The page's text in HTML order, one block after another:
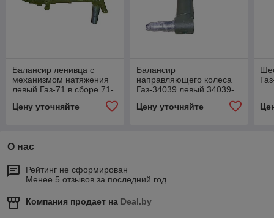
Балансир ленивца с
механизмом натяжения
левый Газ-71 в сборе 71-
Цену уточняйте
Балансир
направляющего колеса
Газ-34039 левый 34039-
Цену уточняйте
О нас
Рейтинг не сформирован
Менее 5 отзывов за последний год
Компания продает на Deal.by